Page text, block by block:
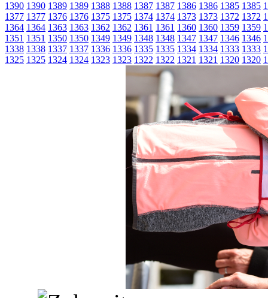
1390 1390 1389 1389 1388 1388 1387 1387 1386 1386 1385 1385
1377 1377 1376 1376 1375 1375 1374 1374 1373 1373 1372 1372
1364 1364 1363 1363 1362 1362 1361 1361 1360 1360 1359 1359
1351 1351 1350 1350 1349 1349 1348 1348 1347 1347 1346 1346
1338 1338 1337 1337 1336 1336 1335 1335 1334 1334 1333 1333
1325 1325 1324 1324 1323 1323 1322 1322 1321 1321 1320 1320